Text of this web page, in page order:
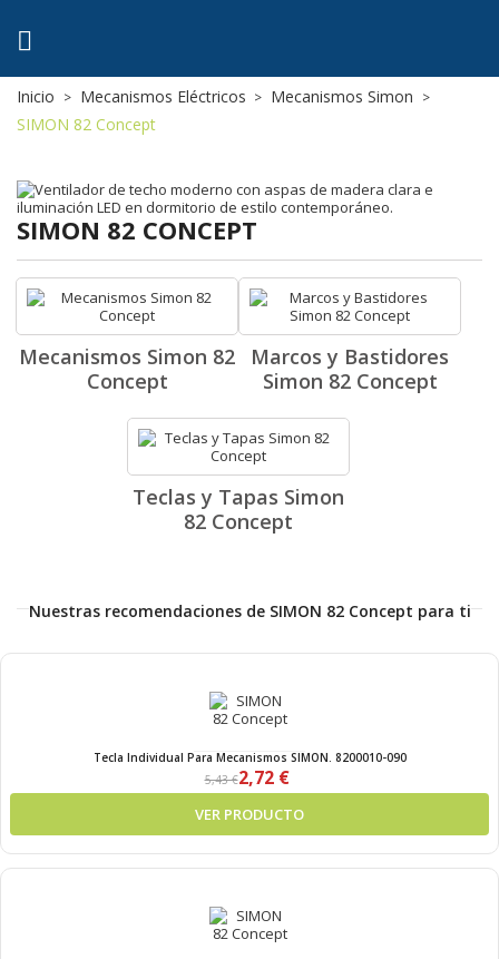

Inicio Mecanismos Eléctricos
Mecanismos Simon
SIMON 82 Concept
SIMON 82 CONCEPT
Mecanismos Simon 82
Concept
Marcos y Bastidores
Simon 82 Concept
Teclas y Tapas Simon
82 Concept
Nuestras recomendaciones de SIMON 82 Concept para ti
Tecla Individual Para Mecanismos SIMON. 8200010-090
5,43 €2,72 €
VER PRODUCTO